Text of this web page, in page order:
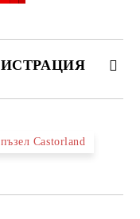
ден.
пъзел Castorland